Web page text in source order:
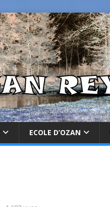
ECOLE D’OZAN